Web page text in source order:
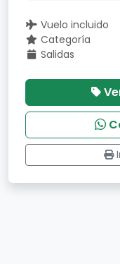
Vuelo incluido
Categoría
Salidas